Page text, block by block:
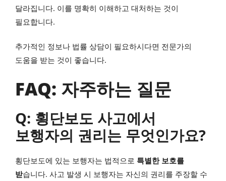
달라집니다. 이를 명확히 이해하고 대처하는 것이
필요합니다.
추가적인 정보나 법률 상담이 필요하시다면 전문가의
도움을 받는 것이 좋습니다.
FAQ: 자주하는 질문
Q: 횡단보도 사고에서
보행자의 권리는 무엇인가요?
횡단보도에 있는 보행자는 법적으로 특별한 보호를
받습니다. 사고 발생 시 보행자는 자신의 권리를 주장할 수